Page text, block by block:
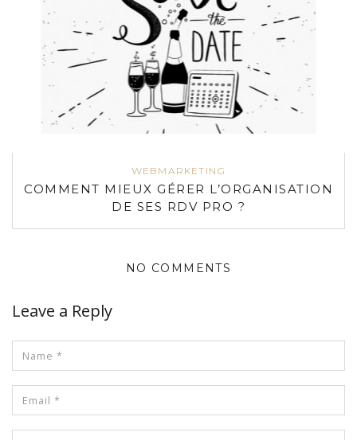
WEBMARKETING
COMMENT MIEUX GÉRER L’ORGANISATION
DE SES RDV PRO ?
NO COMMENTS
Leave a Reply